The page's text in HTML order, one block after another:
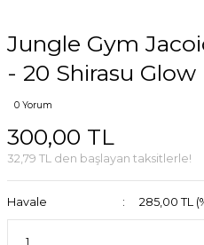
Jungle Gym
- 20 Shirasu Glow
0 Yorum
300,00 TL
32,79 TL den başlayan taksitlerle!
Havale 285,00 TL